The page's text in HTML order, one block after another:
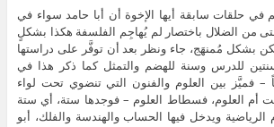
حلقات سابقة أيها الإخوة أن أبا حامد سواء في
من الضلال باختصار لم يُهاجِم الفلسفة هكذا بشكلٍ
بشكل مُمنهَج، جاء ونظر بعد أن توفَّر على دراستها
للدرس وسنة للهضم والتمثل كما ذكر هذا في
– فميَّز بين العلوم والفنون التي تنضوي تحت لواء
أم العلوم، فسطاط العلوم – فوجدها ستة، أي ستة
الرياضية ويدخل فيها الحساب والهندسة والفلك، أبو